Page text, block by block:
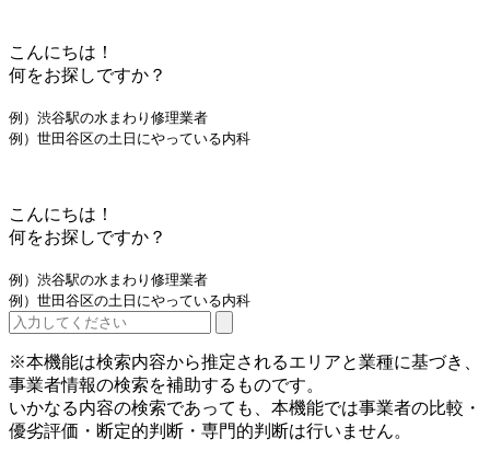
こんにちは！
何をお探しですか？
例）渋谷駅の水まわり修理業者
例）世田谷区の土日にやっている内科
こんにちは！
何をお探しですか？
例）渋谷駅の水まわり修理業者
例）世田谷区の土日にやっている内科
※本機能は検索内容から推定されるエリアと業種に基づき、
事業者情報の検索を補助するものです。
いかなる内容の検索であっても、本機能では事業者の比較・
優劣評価・断定的判断・専門的判断は行いません。